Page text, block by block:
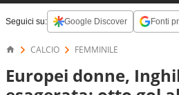
Seguici su: Google Discover Fonti
CALCIO FEMMINILE
Europei donne,